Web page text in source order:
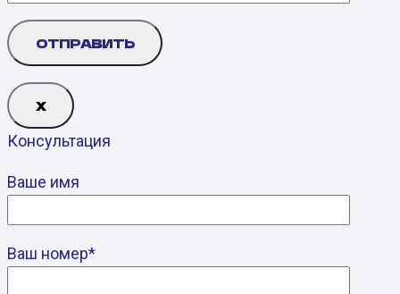
Х
Консультация
Ваше имя
Ваш номер*